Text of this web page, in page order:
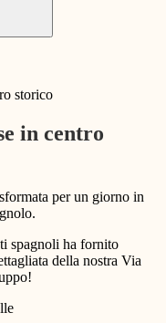
storico
in centro
per un giorno in
spagnoli ha fornito
della nostra Via